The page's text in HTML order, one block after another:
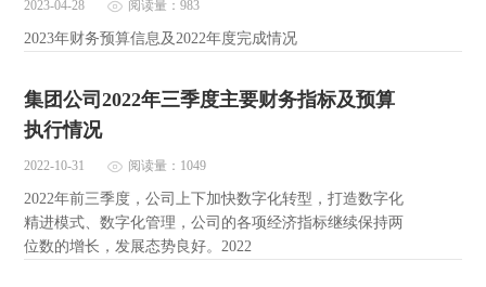
2023-04-28 阅读量：983
2023年财务预算信息及2022年度完成情况
集团公司2022年三季度主要财务指标及预算
执行情况
2022-10-31 阅读量：1049
2022年前三季度，公司上下加快数字化转型，打造数字化
精进模式、数字化管理，公司的各项经济指标继续保持两
位数的增长，发展态势良好。2022